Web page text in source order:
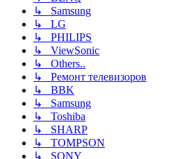
↳ Samsung
↳ LG
↳ PHILIPS
↳ ViewSonic
↳ Others..
↳ Ремонт телевизоров
↳ BBK
↳ Samsung
↳ Toshiba
↳ SHARP
↳ TOMPSON
↳ SONY